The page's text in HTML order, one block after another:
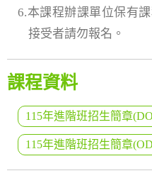
6.本課程辦課單位保有
接受者請勿報名。
課程資料
115年進階班招生簡章
115年進階班招生簡章